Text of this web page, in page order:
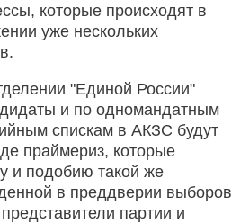
которые происходят в
уже нескольких
"Единой России"
и по одномандатным
спискам в АКЗС будут
праймериз, которые
и подобию такой же
в преддверии выборов
партии и